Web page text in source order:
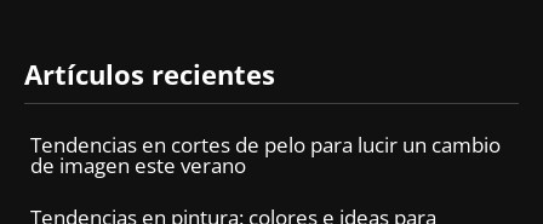
Artículos recientes
Tendencias en cortes de pelo para lucir un cambio
de imagen este verano
Tendencias en pintura: colores e ideas para